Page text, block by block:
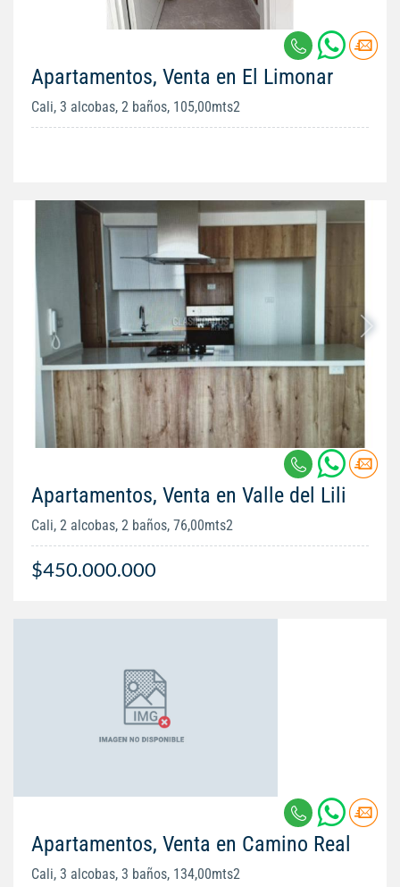
Apartamentos, Venta en El Limonar
Cali, 3 alcobas, 2 baños, 105,00mts2
Apartamentos, Venta en Valle del Lili
Cali, 2 alcobas, 2 baños, 76,00mts2
$450.000.000
Apartamentos, Venta en Camino Real
Cali, 3 alcobas, 3 baños, 134,00mts2